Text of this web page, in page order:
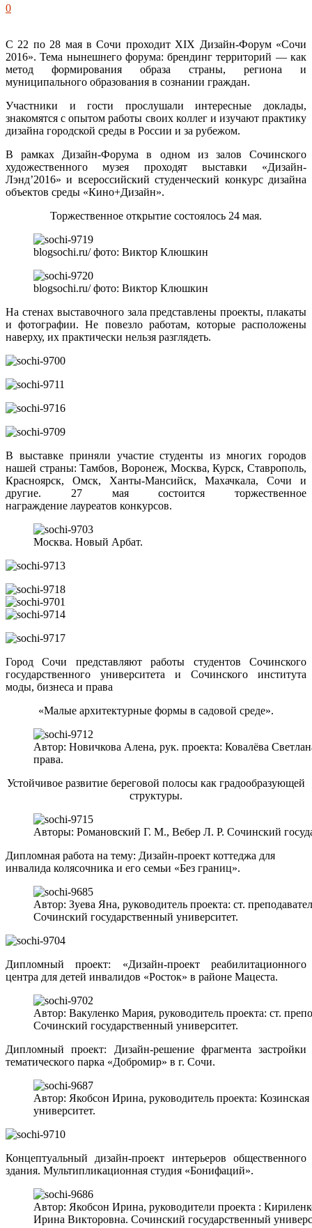
0
С 22 по 28 мая в Сочи проходит XIX Дизайн-Форум «Сочи
2016». Тема нынешнего форума: брендинг территорий — как
метод формирования образа страны, региона и
муниципального образования в сознании граждан.
Участники и гости прослушали интересные доклады,
знакомятся с опытом работы своих коллег и изучают практику
дизайна городской среды в России и за рубежом.
В рамках Дизайн-Форума в одном из залов Сочинского
художественного музея проходят выставки «Дизайн-
Лэнд’2016» и всероссийский студенческий конкурс дизайна
объектов среды «Кино+Дизайн».
Торжественное открытие состоялось 24 мая.
blogsochi.ru/ фото: Виктор Клюшкин
blogsochi.ru/ фото: Виктор Клюшкин
На стенах выставочного зала представлены проекты, плакаты
и фотографии. Не повезло работам, которые расположены
наверху, их практически нельзя разглядеть.
В выставке приняли участие студенты из многих городов
нашей страны: Тамбов, Воронеж, Москва, Курск, Ставрополь,
Красноярск, Омск, Ханты-Мансийск, Махачкала, Сочи и
другие. 27 мая состоится торжественное
награждение лауреатов конкурсов.
Москва. Новый Арбат.
Город Сочи представляют работы студентов Сочинского
государственного университета и Сочинского института
моды, бизнеса и права
«Малые архитектурные формы в садовой среде».
Автор: Новичкова Алена, рук. проекта: Ковалёва
права.
Устойчивое развитие береговой полосы как градообразующей
структуры.
Авторы: Романовский Г. М., Вебер Л. Р. Сочинский
Дипломная работа на тему: Дизайн-проект коттеджа для
инвалида колясочника и его семьи «Без границ».
Автор: Зуева Яна, руководитель проекта: ст.
Сочинский государственный университет.
Дипломный проект: «Дизайн-проект реабилитационного
центра для детей инвалидов «Росток» в районе Мацеста.
Автор: Вакуленко Мария, руководитель проекта: ст.
Сочинский государственный университет.
Дипломный проект: Дизайн-решение фрагмента застройки
тематического парка «Добромир» в г. Сочи.
Автор: Якобсон Ирина, руководитель проекта:
университет.
Концептуальный дизайн-проект интерьеров общественного
здания. Мультипликационная студия «Бонифаций».
Автор: Якобсон Ирина, руководители проекта :
Ирина Викторовна. Сочинский государственный